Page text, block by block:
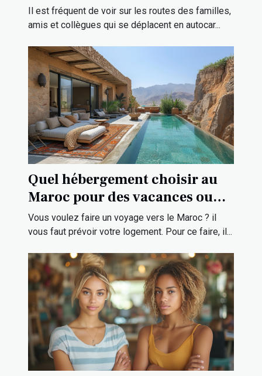
Il est fréquent de voir sur les routes des familles,
amis et collègues qui se déplacent en autocar...
Quel hébergement choisir au
Maroc pour des vacances ou
une visite touristique ?
Vous voulez faire un voyage vers le Maroc ? il
vous faut prévoir votre logement. Pour ce faire, il...